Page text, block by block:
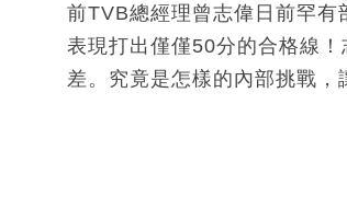
前TVB總經理曾志偉日前罕有
表現打出僅僅50分的合格線
差。究竟是怎樣的內部挑戰，